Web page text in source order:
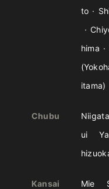
to
hima
itama
Chubu Niigata
ui
Kansai Mie